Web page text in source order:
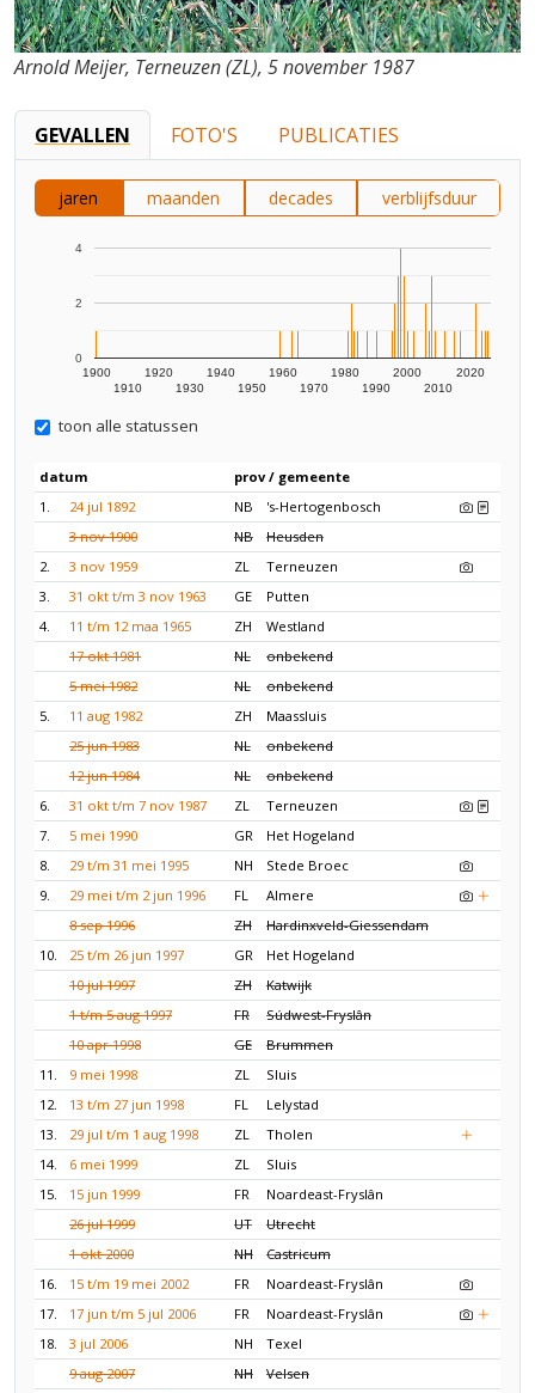
Arnold Meijer, Terneuzen (ZL), 5 november 1987
GEVALLEN FOTO'S PUBLICATIES
jaren maanden decades verblijfsduur
1900
1910
1920
1930
1940
1950
1960
1970
1980
1990
2000
2010
2020
0
2
4
toon alle statussen
datum
prov / gemeente
1.
24 jul 1892 NB
's-Hertogenbosch
3 nov 1900
NB
Heusden
2.
3 nov 1959 ZL
Terneuzen
3.
31 okt t/m 3 nov 1963 GE
Putten
4.
11 t/m 12 maa 1965 ZH
Westland
17 okt 1981
NL
onbekend
5 mei 1982
NL
onbekend
5.
11 aug 1982 ZH
Maassluis
25 jun 1983
NL
onbekend
12 jun 1984
NL
onbekend
6.
31 okt t/m 7 nov 1987 ZL
Terneuzen
7.
5 mei 1990 GR
Het Hogeland
8.
29 t/m 31 mei 1995 NH
Stede Broec
9.
29 mei t/m 2 jun 1996 FL
Almere
8 sep 1996
ZH
Hardinxveld-Giessendam
10.
25 t/m 26 jun 1997 GR
Het Hogeland
10 jul 1997
ZH
Katwijk
1 t/m 5 aug 1997
FR
Súdwest-Fryslân
10 apr 1998
GE
Brummen
11.
9 mei 1998 ZL
Sluis
12.
13 t/m 27 jun 1998 FL
Lelystad
13.
29 jul t/m 1 aug 1998 ZL
Tholen
14.
6 mei 1999 ZL
Sluis
15.
15 jun 1999 FR
Noardeast-Fryslân
26 jul 1999
UT
Utrecht
1 okt 2000
NH
Castricum
16.
15 t/m 19 mei 2002 FR
Noardeast-Fryslân
17.
17 jun t/m 5 jul 2006 FR
Noardeast-Fryslân
18.
3 jul 2006 NH
Texel
9 aug 2007
NH
Velsen